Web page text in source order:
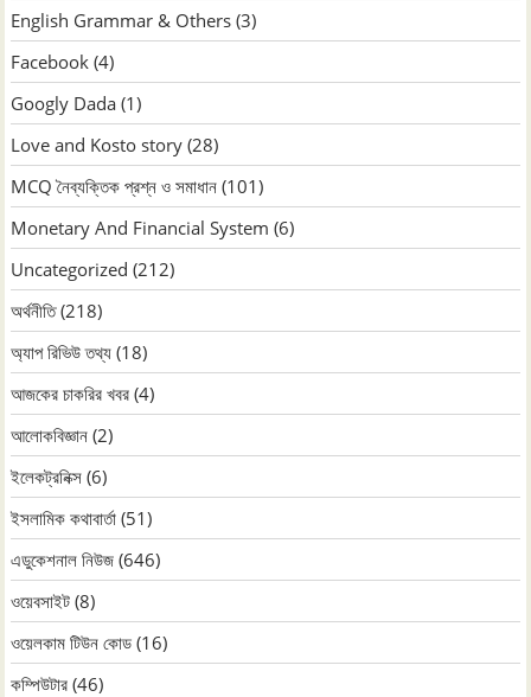
English Grammar & Others (3)
Facebook (4)
Googly Dada (1)
Love and Kosto story (28)
MCQ নৈব্যক্তিক প্রশ্ন ও সমাধান (101)
Monetary And Financial System (6)
Uncategorized (212)
অর্থনীতি(218)
অ্যাপ রিভিউ তথ্য (18)
আজকের চাকরির খবর (4)
আলোকবিজ্ঞান (2)
ইলেকট্রনিক্স (6)
ইসলামিক কথাবার্তা (51)
এডুকেশনাল নিউজ (646)
ওয়েবসাইট (8)
ওয়েলকাম টিউন কোড (16)
কম্পিউটার (46)